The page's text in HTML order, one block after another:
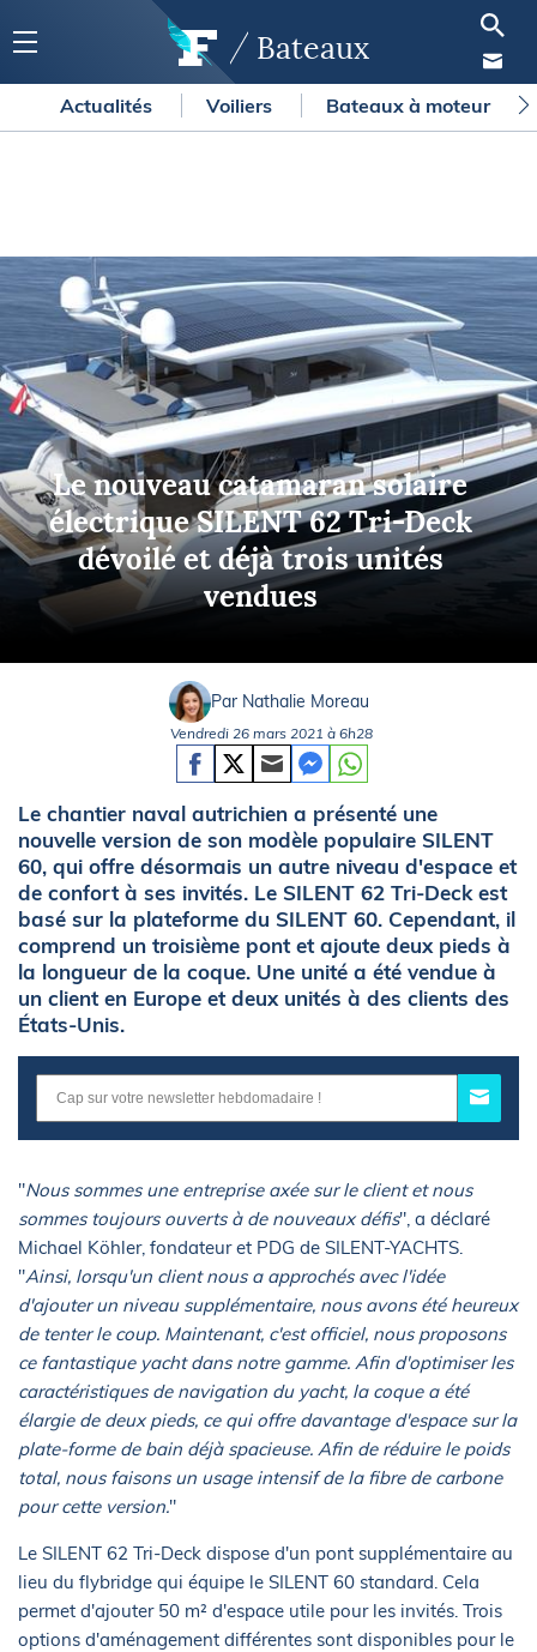
Bateaux
Actualités Voiliers Bateaux à moteur
Le nouveau catamaran solaire
électrique SILENT 62 Tri-Deck
dévoilé et déjà trois unités
vendues
Par Nathalie Moreau
Vendredi 26 mars 2021 à 6h28
Le chantier naval autrichien a présenté une
nouvelle version de son modèle populaire SILENT
60, qui offre désormais un autre niveau d'espace et
de confort à ses invités. Le SILENT 62 Tri-Deck est
basé sur la plateforme du SILENT 60. Cependant, il
comprend un troisième pont et ajoute deux pieds à
la longueur de la coque. Une unité a été vendue à
un client en Europe et deux unités à des clients des
États-Unis.
"Nous sommes une entreprise axée sur le client et nous
sommes toujours ouverts à de nouveaux défis", a déclaré
Michael Köhler, fondateur et PDG de SILENT-YACHTS.
"Ainsi, lorsqu'un client nous a approchés avec l'idée
d'ajouter un niveau supplémentaire, nous avons été heureux
de tenter le coup. Maintenant, c'est officiel, nous proposons
ce fantastique yacht dans notre gamme. Afin d'optimiser les
caractéristiques de navigation du yacht, la coque a été
élargie de deux pieds, ce qui offre davantage d'espace sur la
plate-forme de bain déjà spacieuse. Afin de réduire le poids
total, nous faisons un usage intensif de la fibre de carbone
pour cette version."
Le SILENT 62 Tri-Deck dispose d'un pont supplémentaire au
lieu du flybridge qui équipe le SILENT 60 standard. Cela
permet d'ajouter 50 m² d'espace utile pour les invités. Trois
options d'aménagement différentes sont disponibles pour le